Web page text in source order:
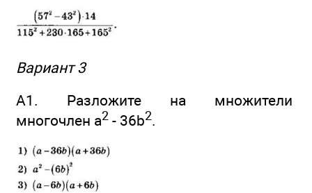
Вариант 3
А1. Разложите на множители
многочлен а2 - 36b2.